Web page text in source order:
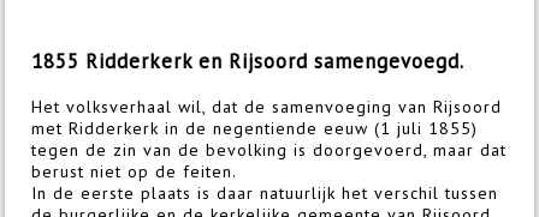
1855 Ridderkerk en Rijsoord samengevoegd.
Het volksverhaal wil, dat de samenvoeging van Rijsoord
met Ridderkerk in de negentiende eeuw (1 juli 1855)
tegen de zin van de bevolking is doorgevoerd, maar dat
berust niet op de feiten.
In de eerste plaats is daar natuurlijk het verschil tussen